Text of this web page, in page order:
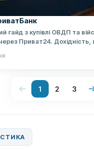
гайд з купівлі ОВДП та
через Приват24.
1 2 3